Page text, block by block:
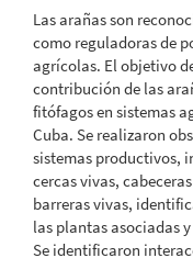
Las arañas son
como reguladoras de
agrícolas. El objetivo
contribución de las
fitófagos en sistemas
Cuba. Se realizaron
sistemas productivos,
cercas vivas,
barreras vivas,
las plantas asociadas
Se identificaron